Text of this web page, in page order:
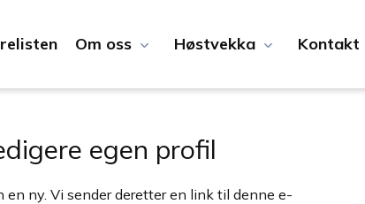
Om oss Høstvekka Kontakt
egen profil
ny. Vi sender deretter en link til denne e-